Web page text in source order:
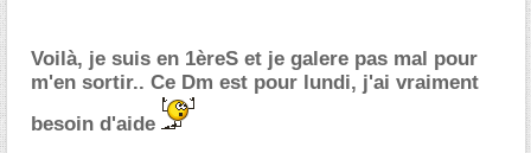
Voilà, je suis en 1èreS et je galere pas mal pour
m'en sortir.. Ce Dm est pour lundi, j'ai vraiment
besoin d'aide